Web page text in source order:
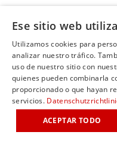
Ese sitio web
Utilizamos cookies para
analizar nuestro tráfico.
uso de nuestro sitio con
quienes pueden combinarla
proporcionado o que hayan
servicios.
ACEPTAR TODO